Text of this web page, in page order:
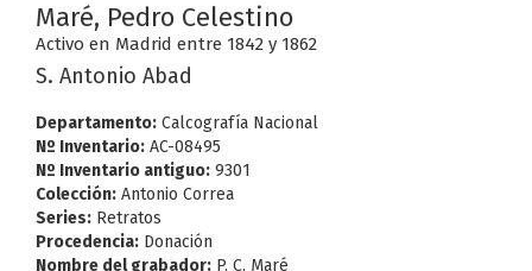
Maré, Pedro Celestino
Activo en Madrid entre 1842 y 1862
S. Antonio Abad
Departamento: Calcografía Nacional
Nº Inventario: AC-08495
Nº Inventario antiguo: 9301
Colección: Antonio Correa
Series: Retratos
Procedencia: Donación
Nombre del grabador: P. C. Maré